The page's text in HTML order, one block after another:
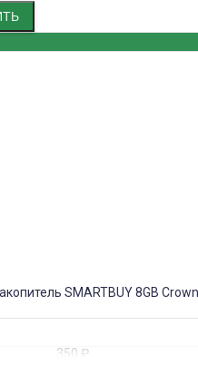
SMARTBUY 8GB
350 ₽